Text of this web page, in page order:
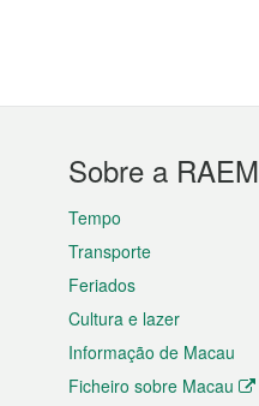
Sobre a RAEM
Tempo
Transporte
Feriados
Cultura e lazer
Informação de Macau
Ficheiro sobre Macau